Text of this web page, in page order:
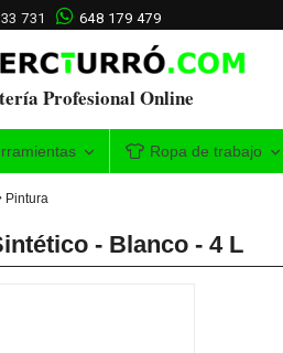
731 648 179 479
Profesional Online
Ropa de trabajo
Pintura
- Blanco - 4 L